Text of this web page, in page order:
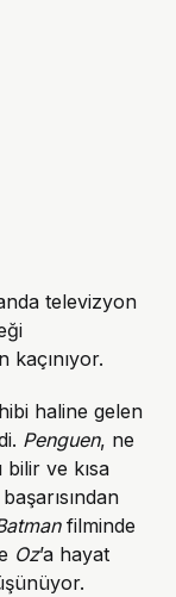
televizyon
haline gelen
Penguen, ne
ve kısa
filminde
Oz’a hayat